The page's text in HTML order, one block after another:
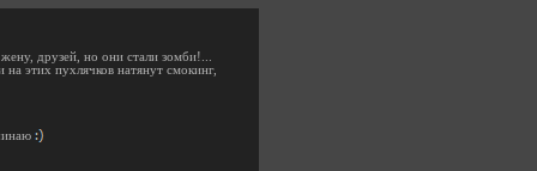
друзей, но они стали зомби!...
этих пухлячков натянут смокинг,